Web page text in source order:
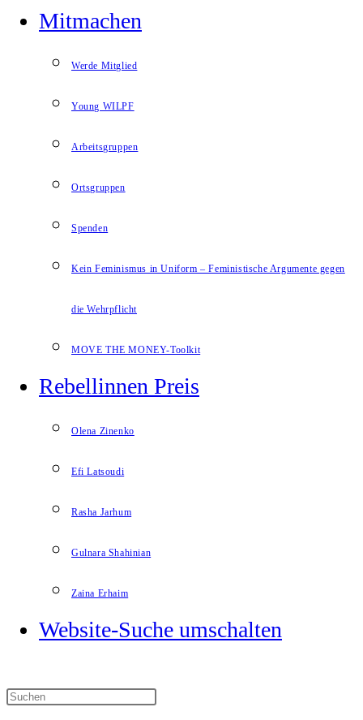
Mitmachen
Werde Mitglied
Young WILPF
Arbeitsgruppen
Ortsgruppen
Spenden
Kein Feminismus in Uniform – Feministische Argumente gegen
die Wehrpflicht
MOVE THE MONEY-Toolkit
Rebellinnen Preis
Olena Zinenko
Efi Latsoudi
Rasha Jarhum
Gulnara Shahinian
Zaina Erhaim
Website-Suche umschalten